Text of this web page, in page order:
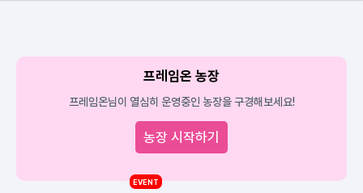
프레임온 농장
프레임온님이 열심히 운영중인 농장을 구경해보세요!
농장 시작하기
EVENT